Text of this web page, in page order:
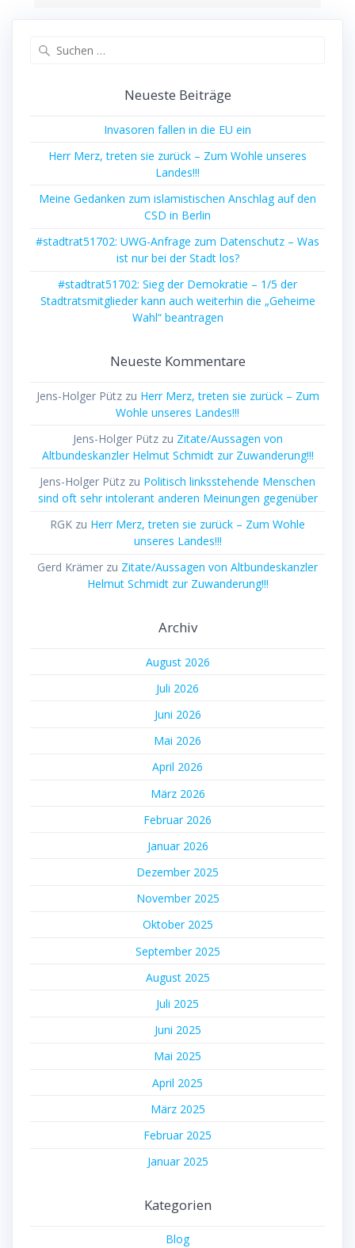
Neueste Beiträge
Invasoren fallen in die EU ein
Herr Merz, treten sie zurück – Zum Wohle unseres
Landes!!!
Meine Gedanken zum islamistischen Anschlag auf den
CSD in Berlin
#stadtrat51702: UWG-Anfrage zum Datenschutz – Was
ist nur bei der Stadt los?
#stadtrat51702: Sieg der Demokratie – 1/5 der
Stadtratsmitglieder kann auch weiterhin die „Geheime
Wahl“ beantragen
Neueste Kommentare
Jens-Holger Pützzu Herr Merz, treten sie zurück – Zum
Wohle unseres Landes!!!
Jens-Holger Pützzu Zitate/Aussagen von
Altbundeskanzler Helmut Schmidt zur Zuwanderung!!!
Jens-Holger Pütz zu Politisch linksstehende Menschen
sind oft sehr intolerant anderen Meinungen gegenüber
RGK zu Herr Merz, treten sie zurück – Zum Wohle
unseres Landes!!!
Gerd Krämer zu Zitate/Aussagen von Altbundeskanzler
Helmut Schmidt zur Zuwanderung!!!
Archiv
August 2026
Juli 2026
Juni 2026
Mai 2026
April 2026
März 2026
Februar 2026
Januar 2026
Dezember 2025
November 2025
Oktober 2025
September 2025
August 2025
Juli 2025
Juni 2025
Mai 2025
April 2025
März 2025
Februar 2025
Januar 2025
Kategorien
Blog